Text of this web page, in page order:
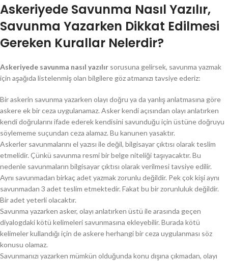
Askeriyede Savunma Nasıl Yazılır,
Savunma Yazarken Dikkat Edilmesi
Gereken Kurallar Nelerdir?
Askeriyede savunma nasıl yazılır sorusuna gelirsek, savunma yazmak
için aşağıda listelenmiş olan bilgilere göz atmanızı tavsiye ederiz:
Bir askerin savunma yazarken olayı doğru ya da yanlış anlatmasına göre
askere ek bir ceza uygulanamaz. Asker kendi açısından olayı anlatırken
kendi doğrularını ifade ederek kendisini savunduğu için üstüne doğruyu
söylememe suçundan ceza alamaz. Bu kanunen yasaktır.
Askerler savunmalarını el yazısı ile değil, bilgisayar çıktısı olarak teslim
etmelidir. Çünkü savunma resmi bir belge niteliği taşıyacaktır. Bu
nedenle savunmaların bilgisayar çıktısı olarak verilmesi tavsiye edilir.
Aynı savunmadan birkaç adet yazmak zorunlu değildir. Pek çok kişi aynı
savunmadan 3 adet teslim etmektedir. Fakat bu bir zorunluluk değildir.
Bir adet yeterli olacaktır.
Savunma yazarken asker, olayı anlatırken üstü ile arasında geçen
diyalogdaki kötü kelimeleri savunmasına ekleyebilir. Burada kötü
kelimeler kullandığı için de askere herhangi bir ceza uygulanması söz
konusu olamaz.
Savunmanızı yazarken mümkün olduğunda konu dışına çıkmadan, olayı